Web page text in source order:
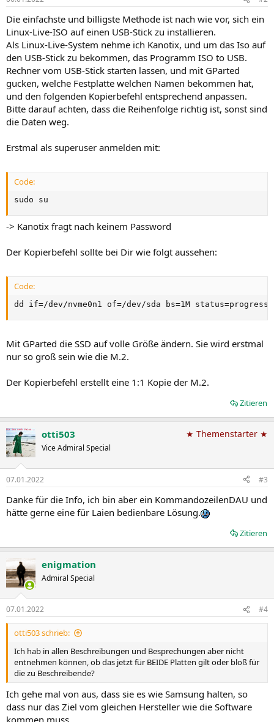
Die einfachste und billigste Methode ist nach wie vor, sich ein
Linux-Live-ISO auf einen USB-Stick zu installieren.
Als Linux-Live-System nehme ich Kanotix, und um das Iso auf
den USB-Stick zu bekommen, das Programm ISO to USB.
Rechner vom USB-Stick starten lassen, und mit GParted
gucken, welche Festplatte welchen Namen bekommen hat,
und den folgenden Kopierbefehl entsprechend anpassen.
Bitte darauf achten, dass die Reihenfolge richtig ist, sonst sind
die Daten weg.
Erstmal als superuser anmelden mit:
Code:
sudo su
-> Kanotix fragt nach keinem Password
Der Kopierbefehl sollte bei Dir wie folgt aussehen:
Code:
dd if=/dev/nvme0n1 of=/dev/sda bs=1M status=progress
Mit GParted die SSD auf volle Größe ändern. Sie wird erstmal
nur so groß sein wie die M.2.
Der Kopierbefehl erstellt eine 1:1 Kopie der M.2.
Zitieren
otti503
Vice Admiral Special
★ Themenstarter ★
07.01.2022 #3
Danke für die Info, ich bin aber ein KommandozeilenDAU und
hätte gerne eine für Laien bedienbare Lösung.
Zitieren
enigmation
Admiral Special
07.01.2022 #4
otti503 schrieb:
Ich hab in allen Beschreibungen und Besprechungen aber nicht
entnehmen können, ob das jetzt für BEIDE Platten gilt oder bloß für
die zu Beschreibende?
Ich gehe mal von aus, dass sie es wie Samsung halten, so
dass nur das Ziel vom gleichen Hersteller wie die Software
kommen muss.